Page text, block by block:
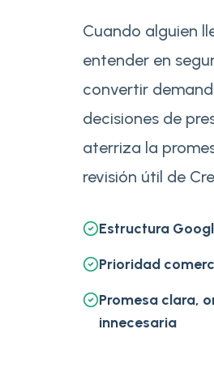
Cuando alguien
entender en
convertir
decisiones de
aterriza la
revisión útil de
Estructura
Prioridad
Promesa clara,
innecesaria